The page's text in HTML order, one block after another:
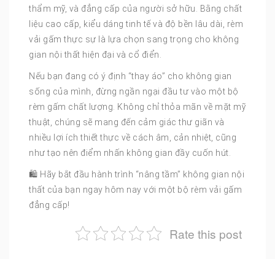
thẩm mỹ, và đẳng cấp của người sở hữu. Bằng chất
liệu cao cấp, kiểu dáng tinh tế và độ bền lâu dài, rèm
vải gấm thực sự là lựa chọn sang trọng cho không
gian nội thất hiện đại và cổ điển.
Nếu bạn đang có ý định “thay áo” cho không gian
sống của mình, đừng ngần ngại đầu tư vào một bộ
rèm gấm chất lượng. Không chỉ thỏa mãn về mặt mỹ
thuật, chúng sẽ mang đến cảm giác thư giãn và
nhiều lợi ích thiết thực về cách âm, cản nhiệt, cũng
như tạo nên điểm nhấn không gian đầy cuốn hút.
🛍️ Hãy bắt đầu hành trình “nâng tầm” không gian nội
thất của bạn ngay hôm nay với một bộ rèm vải gấm
đẳng cấp!
Rate this post